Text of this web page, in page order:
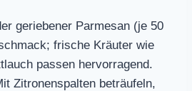
geriebener Parmesan (je 50
frische Kräuter wie
passen hervorragend.
Zitronenspalten beträufeln,